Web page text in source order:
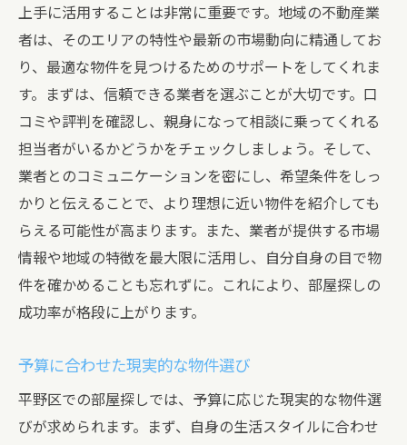
上手に活用することは非常に重要です。地域の不動産業
者は、そのエリアの特性や最新の市場動向に精通してお
り、最適な物件を見つけるためのサポートをしてくれま
す。まずは、信頼できる業者を選ぶことが大切です。口
コミや評判を確認し、親身になって相談に乗ってくれる
担当者がいるかどうかをチェックしましょう。そして、
業者とのコミュニケーションを密にし、希望条件をしっ
かりと伝えることで、より理想に近い物件を紹介しても
らえる可能性が高まります。また、業者が提供する市場
情報や地域の特徴を最大限に活用し、自分自身の目で物
件を確かめることも忘れずに。これにより、部屋探しの
成功率が格段に上がります。
予算に合わせた現実的な物件選び
平野区での部屋探しでは、予算に応じた現実的な物件選
びが求められます。まず、自身の生活スタイルに合わせ